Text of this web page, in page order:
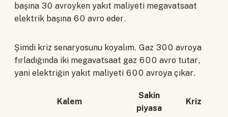
başına 30 avroyken yakıt maliyeti megavatsaat
elektrik başına 60 avro eder.
Şimdi kriz senaryosunu koyalım. Gaz 300 avroya
fırladığında iki megavatsaat gaz 600 avro tutar,
yani elektriğin yakıt maliyeti 600 avroya çıkar.
Kalem
Sakin
piyasa
Kriz